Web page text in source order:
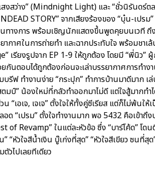
สงสว่าง” (Mindnight Light) และ “ชั่วนิรันด
STORY” จากเสียงร้องของ “บุ๋น-เปร
ทางการ พร้อมเชิญนักแสดงขึ้นพูดคุยบนเวที ถึง
ากาศในการถ่ายทำ และฉากประทับใจ พร้อมชา
เรียงรูปจาก EP 1-9 ให้ถูกต้อง โดยมี “พี่นิว”
นตอบได้ถูกต้องก่อนจะเล่าบรรยากาศการทำง
บรีฟ ทำงานง่าย “กระปุก” ทำการบ้านมาดีมาก
มป์” น้องใหม่ที่กลัวทำออกมาไม่ดี แต่ใจสู้มากท
“เอเจ, เจเจ” ตั้งใจให้ทั้งคู่ซีเรียส แต่ก็ไม่พ้นใ
ด “เปรม” ตั้งใจทำงานมาก พอ 5432 คือเข้าถึ
of Revamp” ในแต่ละหัวข้อ ซึ่ง “บาร์โค้ด” โ
“หัวใจสีน้ำเงิน บู๊เก่งที่สุด” “หัวใจสีเขียว ซนที่
ตัวไปเลยทีเดียว